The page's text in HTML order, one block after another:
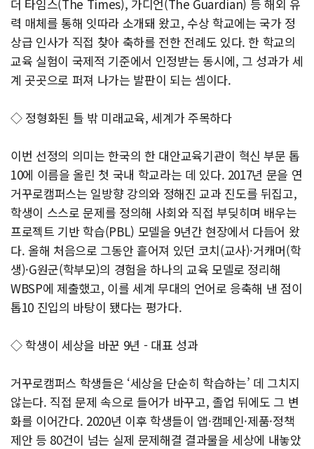
더 타임스(The Times), 가디언(The Guardian) 등 해외 유
력 매체를 통해 잇따라 소개돼 왔고, 수상 학교에는 국가 정
상급 인사가 직접 찾아 축하를 전한 전례도 있다. 한 학교의
교육 실험이 국제적 기준에서 인정받는 동시에, 그 성과가 세
계 곳곳으로 퍼져 나가는 발판이 되는 셈이다.
◇ 정형화된 틀 밖 미래교육, 세계가 주목하다
이번 선정의 의미는 한국의 한 대안교육기관이 혁신 부문 톱
10에 이름을 올린 첫 국내 학교라는 데 있다. 2017년 문을 연
거꾸로캠퍼스는 일방향 강의와 정해진 교과 진도를 뒤집고,
학생이 스스로 문제를 정의해 사회와 직접 부딪히며 배우는
프로젝트 기반 학습(PBL) 모델을 9년간 현장에서 다듬어 왔
다. 올해 처음으로 그동안 흩어져 있던 코치(교사)·거캐머(학
생)·G원군(학부모)의 경험을 하나의 교육 모델로 정리해
WBSP에 제출했고, 이를 세계 무대의 언어로 응축해 낸 점이
톱10 진입의 바탕이 됐다는 평가다.
◇ 학생이 세상을 바꾼 9년 - 대표 성과
거꾸로캠퍼스 학생들은 ‘세상을 단순히 학습하는’ 데 그치지
않는다. 직접 문제 속으로 들어가 바꾸고, 졸업 뒤에도 그 변
화를 이어간다. 2020년 이후 학생들이 앱·캠페인·제품·정책
제안 등 80건이 넘는 실제 문제해결 결과물을 세상에 내놓았